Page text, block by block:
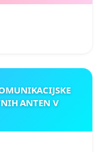
ANTEN V